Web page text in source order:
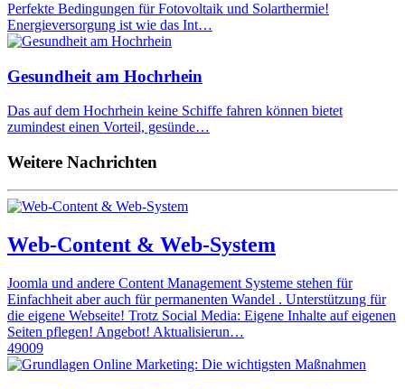
Perfekte Bedingungen für Fotovoltaik und Solarthermie!
Energieversorgung ist wie das Int…
Gesundheit am Hochrhein
Das auf dem Hochrhein keine Schiffe fahren können bietet
zumindest einen Vorteil, gesünde…
Weitere Nachrichten
Web-Content & Web-System
Joomla und andere Content Management Systeme stehen für
Einfachheit aber auch für permanenten Wandel . Unterstützung für
die eigene Webseite! Trotz Social Media: Eigene Inhalte auf eigenen
Seiten pflegen! Angebot! Aktualisierun…
49009